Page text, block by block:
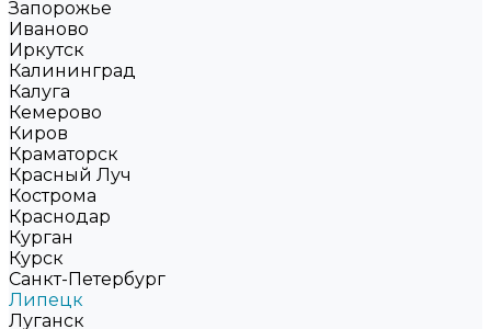
Запорожье
Иваново
Иркутск
Калининград
Калуга
Кемерово
Киров
Краматорск
Красный Луч
Кострома
Краснодар
Курган
Курск
Санкт-Петербург
Липецк
Луганск